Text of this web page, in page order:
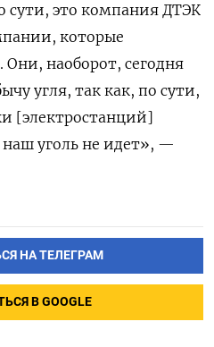
сути, это компания ДТЭК
которые
наоборот, сегодня
угля, так как, по сути,
[электростанций]
уголь не идет», —
НА ТЕЛЕГРАМ
В GOOGLE